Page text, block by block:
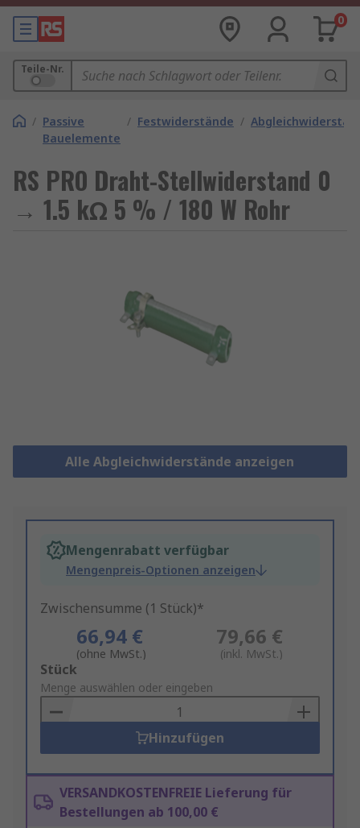
0
Teile-Nr.
/ Passive
Bauelemente
/ Festwiderstände /
RS PRO Draht-Stellwiderstand 0
→ 1.5 kΩ 5 % / 180 W Rohr
Alle Abgleichwiderstände anzeigen
Mengenrabatt verfügbar
Mengenpreis-Optionen anzeigen
Zwischensumme (1 Stück)*
66,94 €
(ohne MwSt.)
79,66 €
(inkl. MwSt.)
Add
to
Basket
Stück
Menge auswählen oder eingeben
Hinzufügen
VERSANDKOSTENFREIE Lieferung für
Bestellungen ab 100,00 €